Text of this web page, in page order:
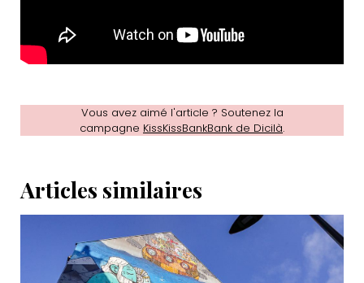
Vous avez aimé l'article ? Soutenez la
campagne KissKissBankBank de Dicilà.
Articles similaires